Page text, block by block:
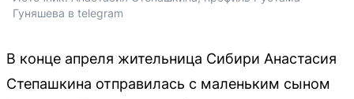
Гуняшева в telegram
В конце апреля жительница Сибири Анастасия
Степашкина отправилась с маленьким сыном